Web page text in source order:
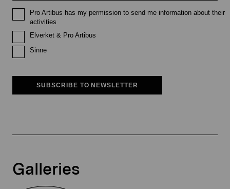
Pro Artibus has my permission to send me information about their
activities
Elverket & Pro Artibus
Sinne
SUBSCRIBE TO NEWSLETTER
Galleries